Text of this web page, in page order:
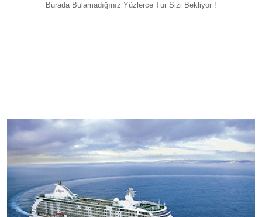
Burada Bulamadığınız Yüzlerce Tur Sizi Bekliyor !